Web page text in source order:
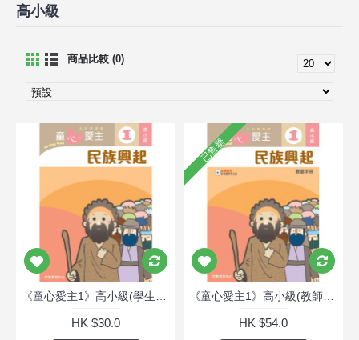
高小級
商品比較 (0)
HK $30.0
已售罄
HK $54.0